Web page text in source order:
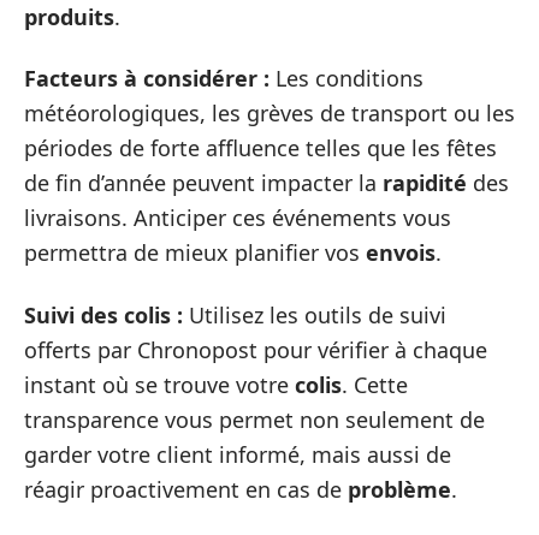
produits.
Facteurs à considérer : Les conditions
météorologiques, les grèves de transport ou les
périodes de forte affluence telles que les fêtes
de fin d’année peuvent impacter la rapidité des
livraisons. Anticiper ces événements vous
permettra de mieux planifier vos envois.
Suivi des colis : Utilisez les outils de suivi
offerts par Chronopost pour vérifier à chaque
instant où se trouve votre colis. Cette
transparence vous permet non seulement de
garder votre client informé, mais aussi de
réagir proactivement en cas de problème.